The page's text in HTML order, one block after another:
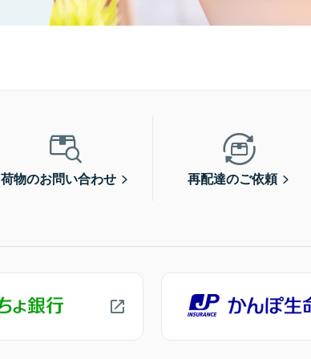
荷物のお問い合わせ 再配達のご依頼